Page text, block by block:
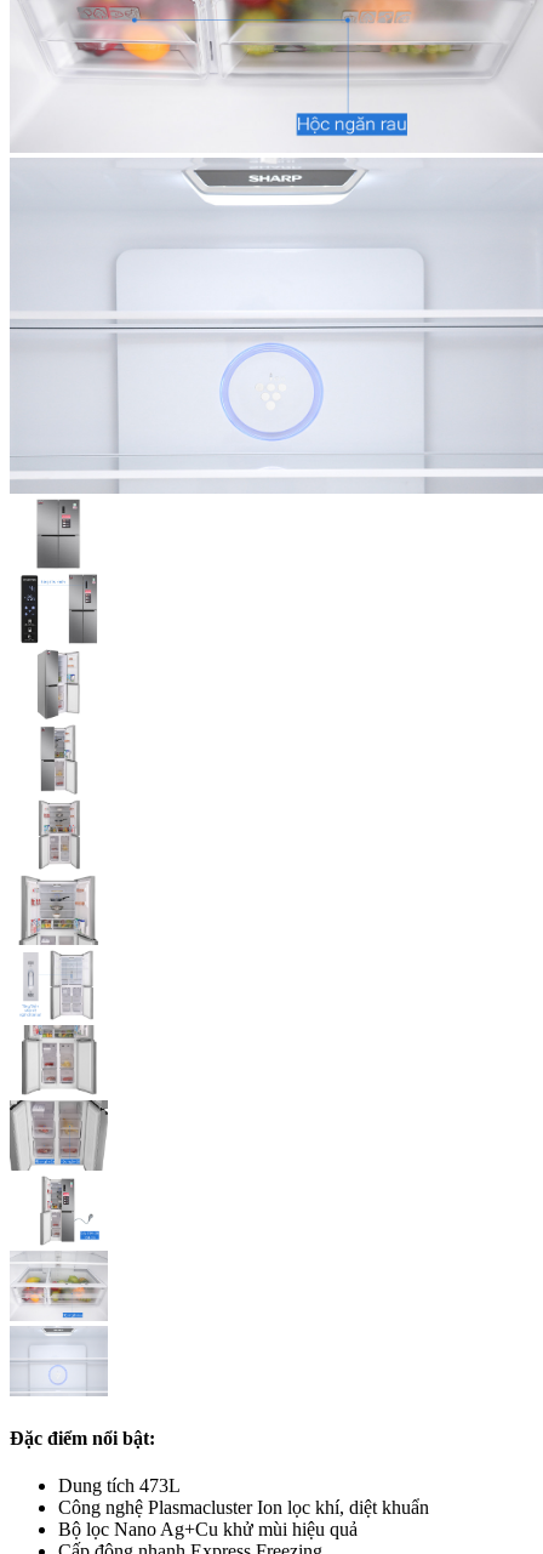
Đặc điểm nổi bật:
Dung tích 473L
Công nghệ Plasmacluster Ion lọc khí, diệt khuẩn
Bộ lọc Nano Ag+Cu khử mùi hiệu quả